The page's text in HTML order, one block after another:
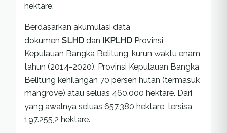
hektare.
Berdasarkan akumulasi data
dokumen SLHD dan IKPLHD Provinsi
Kepulauan Bangka Belitung, kurun waktu enam
tahun (2014-2020), Provinsi Kepulauan Bangka
Belitung kehilangan 70 persen hutan (termasuk
mangrove) atau seluas 460.000 hektare. Dari
yang awalnya seluas 657.380 hektare, tersisa
197.255,2 hektare.